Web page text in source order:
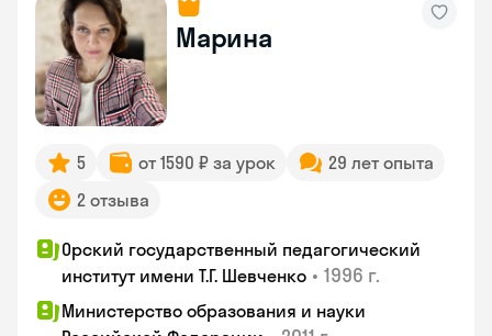
Марина
5 от 1590 ₽ за урок
29 лет опыта
2 отзыва
Орский государственный педагогический
институт имени Т.Г. Шевченко • 1996 г.
Министерство образования и науки